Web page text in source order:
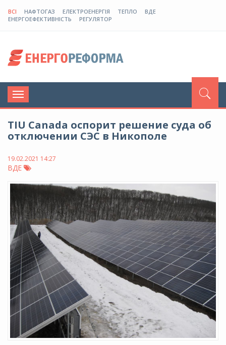
ВСІ НАФТОГАЗ ЕЛЕКТРОЕНЕРГІЯ ТЕПЛО
ВДЕ
ЕНЕРГОЕФЕКТИВНІСТЬ
РЕГУЛЯТОР
Toggle
navigation
TIU Canada оспорит решение суда об
отключении СЭС в Никополе
19.02.2021 14:27
ВДЕ